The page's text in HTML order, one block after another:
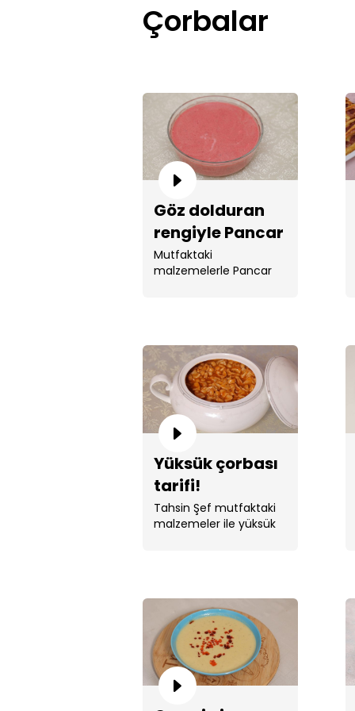
Çorbalar
Göz dolduran
rengiyle Pancar
Çorbası!
Mutfaktaki
malzemelerle Pancar
Yüksük çorbası
tarifi!
Tahsin Şef mutfaktaki
malzemeler ile yüksük